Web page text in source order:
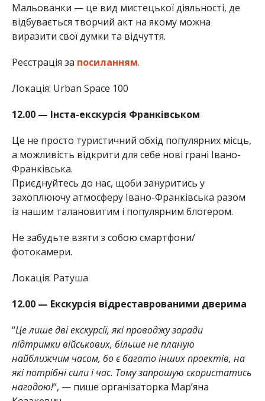
Мальованки — це вид мистецької діяльності, де
відбувається творчий акт на якому можна
виразити свої думки та відчуття.
Реєстрація за посиланням.
Локація: Urban Space 100
12.00 — Інста-екскурсія Франківськом
Це не просто туристичний обхід популярних місць,
а можливість відкрити для себе нові грані Івано-
Франківська.
Приєднуйтесь до нас, щоби зануритись у
захоплюючу атмосферу Івано-Франківська разом
із нашим талановитим і популярним блогером.
Не забудьте взяти з собою смартфони/
фотокамери.
Локація: Ратуша
12.00 — Екскурсія відреставрованими дверима
“Це лише дві екскурсії, які проводжу заради
підтримки військових, більше не планую
найближчим часом, бо є багато інших проектів, на
які потрібні сили і час. Тому запрошую скористатись
нагодою!“, — пише організаторка Мар’яна